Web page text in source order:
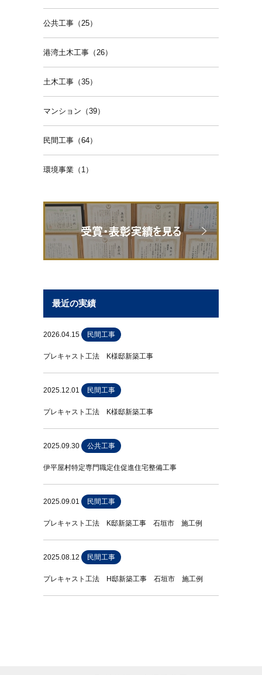
公共工事（25）
港湾土木工事（26）
土木工事（35）
マンション（39）
民間工事（64）
環境事業（1）
最近の実績
2026.04.15 民間工事
プレキャスト工法 K様邸新築工事
2025.12.01 民間工事
プレキャスト工法 K様邸新築工事
2025.09.30 公共工事
伊平屋村特定専門職定住促進住宅整備工事
2025.09.01 民間工事
プレキャスト工法 K邸新築工事 石垣市 施工例
2025.08.12 民間工事
プレキャスト工法 H邸新築工事 石垣市 施工例